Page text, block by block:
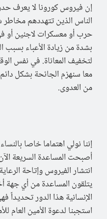
إن فيروس كورونا لا يعرف
الناس الذين تتهددهم
حرب أو معسكرات لاجئين أو
بشدة من زيادة الأعباء بسبب
لتخفيف المعاناة. في نفس
معا سنهزم الجائحة بشكل
من العدوى.
إننا نولي اهتماما خاصا
أصبحت المساعدة السريعة
انتشار الفيروس وإتاحة
يتلقون المساعدة من أي جهة
الإنسانية هذا الدور تحديداً
استجبنا لدعوة الأمين العام